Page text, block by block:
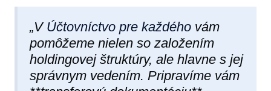
„V Účtovníctvo pre každého vám
pomôžeme nielen so založením
holdingovej štruktúry, ale hlavne s jej
správnym vedením. Pripravíme vám